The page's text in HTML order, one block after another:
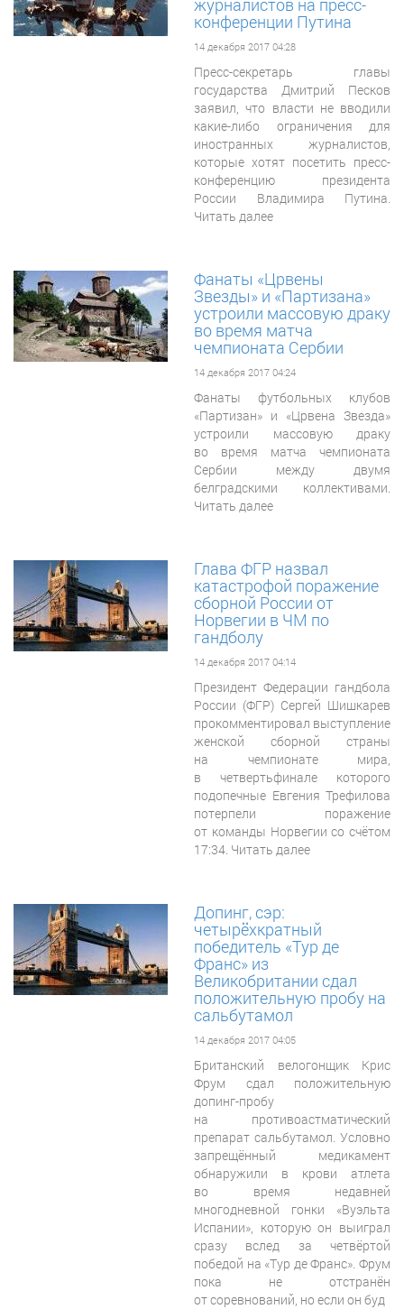
журналистов на пресс-
конференции Путина
14 декабря 2017 04:28
Пресс-секретарь главы
государства Дмитрий Песков
заявил, что власти не вводили
какие-либо ограничения для
иностранных журналистов,
которые хотят посетить пресс-
конференцию президента
России Владимира Путина.
Читать далее
Фанаты «Црвены
Звезды» и «Партизана»
устроили массовую драку
во время матча
чемпионата Сербии
14 декабря 2017 04:24
Фанаты футбольных клубов
«Партизан» и «Црвена Звезда»
устроили массовую драку
во время матча чемпионата
Сербии между двумя
белградскими коллективами.
Читать далее
Глава ФГР назвал
катастрофой поражение
сборной России от
Норвегии в ЧМ по
гандболу
14 декабря 2017 04:14
Президент Федерации гандбола
России (ФГР) Сергей Шишкарев
прокомментировал выступление
женской сборной страны
на чемпионате мира,
в четвертьфинале которого
подопечные Евгения Трефилова
потерпели поражение
от команды Норвегии со счётом
17:34. Читать далее
Допинг, сэр:
четырёхкратный
победитель «Тур де
Франс» из
Великобритании сдал
положительную пробу на
сальбутамол
14 декабря 2017 04:05
Британский велогонщик Крис
Фрум сдал положительную
допинг-пробу
на противоастматический
препарат сальбутамол. Условно
запрещённый медикамент
обнаружили в крови атлета
во время недавней
многодневной гонки «Вуэльта
Испании», которую он выиграл
сразу вслед за четвёртой
победой на «Тур де Франс». Фрум
пока не отстранён
от соревнований, но если он буд